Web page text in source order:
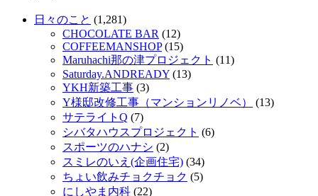
日々のこと (1,281)
CHOCOLATE BAR (12)
COFFEEMANSHOP(15)
Maruhachi那の津プロジェクト (11)
Saturday.ANDREADY (13)
YKH新築工事 (3)
Y様邸改修工事（マンションリノベ）
(13)
サテライトQ (7)
シバタハウスプロジェクト (6)
スポーツのハナシ (2)
スミレのいえ(企画住宅) (34)
ちょい飲みチョクチョク (5)
にしやま内科 (22)